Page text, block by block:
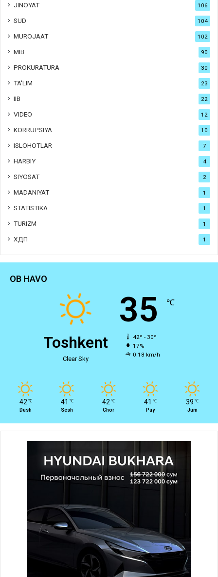
JINOYAT 106
SUD 104
MUROJAAT 102
MIB 90
PROKURATURA 30
TA'LIM 23
IIB 22
VIDEO 12
KORRUPSIYA 10
ISLOHOTLAR 7
HARBIY 4
SIYOSAT 2
MADANIYAT 1
STATISTIKA 1
TURIZM 1
ХДП 1
OB HAVO
Toshkent
Clear Sky
35 ℃
42º - 30º
17%
0.18 km/h
42 ℃
Dush
41 ℃
Sesh
42 ℃
Chor
41 ℃
Pay
39 ℃
Jum